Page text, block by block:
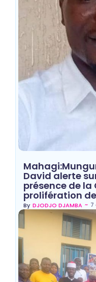
David alerte
présence de la
prolifération
By DJODJO DJAMBA ~ 7